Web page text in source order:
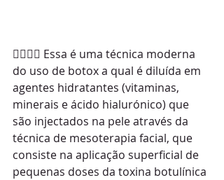
💁‍♀💁‍♂ Essa é uma técnica moderna
do uso de botox a qual é diluída em
agentes hidratantes (vitaminas,
minerais e ácido hialurónico) que
são injectados na pele através da
técnica de mesoterapia facial, que
consiste na aplicação superficial de
pequenas doses da toxina botulínica